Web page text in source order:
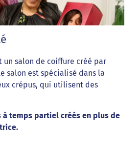
un salon de coiffure créé par
salon est spécialisé dans la
crépus, qui utilisent des
à temps partiel créés en plus de